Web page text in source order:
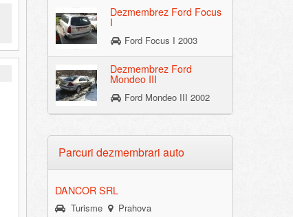
Dezmembrez Ford Focus
I
Ford Focus I 2003
Dezmembrez Ford
Mondeo III
Ford Mondeo III 2002
Parcuri dezmembrari auto
DANCOR SRL
Turisme Prahova